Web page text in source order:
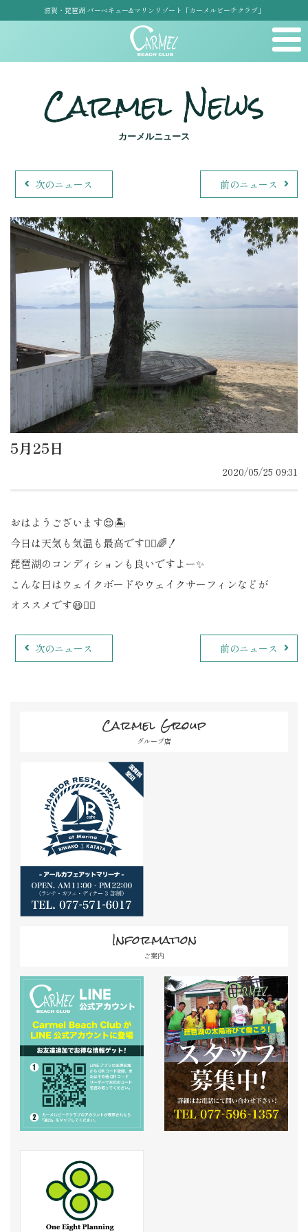
滋賀・琵琶湖 バーベキュー&マリンリゾート「カーメルビーチクラブ」
Carmel News
カーメルニュース
次のニュース 前のニュース
5月25日
2020/05/25 09:31
おはようございます😌🏝
今日は天気も気温も最高です🙆‍♀️🌈！
琵琶湖のコンディションも良いですよー✨
こんな日はウェイクボードやウェイクサーフィンなどが
オススメです😆👍🏽
次のニュース 前のニュース
Carmel Group
グループ店
Information
ご案内